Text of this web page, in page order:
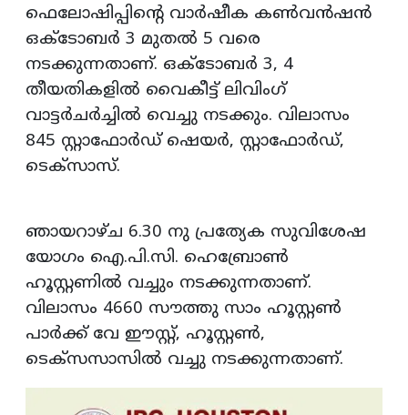
ഫെലോഷിപ്പിന്റെ വാര്‍ഷീക കണ്‍വന്‍ഷന്‍
ഒക്ടോബര്‍ 3 മുതല്‍ 5 വരെ
നടക്കുന്നതാണ്. ഒക്ടോബര്‍ 3, 4
തീയതികളില്‍ വൈകീട്ട് ലിവിംഗ്
വാട്ടര്‍ചര്‍ച്ചില്‍ വെച്ചു നടക്കും. വിലാസം
845 സ്റ്റാഫോര്‍ഡ് ഷെയര്‍, സ്റ്റാഫോര്‍ഡ്,
ടെക്‌സാസ്.
ഞായറാഴ്ച 6.30 നു പ്രത്യേക സുവിശേഷ
യോഗം ഐ.പി.സി. ഹെബ്രോണ്‍
ഹൂസ്റ്റണില്‍ വച്ചും നടക്കുന്നതാണ്.
വിലാസം 4660 സൗത്തു സാം ഹൂസ്റ്റണ്‍
പാര്‍ക്ക് വേ ഈസ്റ്റ്, ഹൂസ്റ്റണ്‍,
ടെക്‌സസാസില്‍ വച്ചു നടക്കുന്നതാണ്.